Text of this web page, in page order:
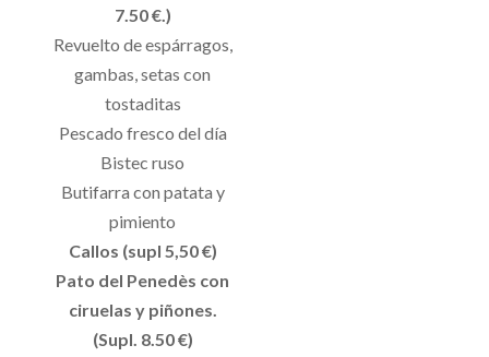
7.50 €.)
Revuelto de espárragos,
gambas, setas con
tostaditas
Pescado fresco del día
Bistec ruso
Butifarra con patata y
pimiento
Callos (supl 5,50 €)
Pato del Penedès con
ciruelas y piñones.
(Supl. 8.50 €)